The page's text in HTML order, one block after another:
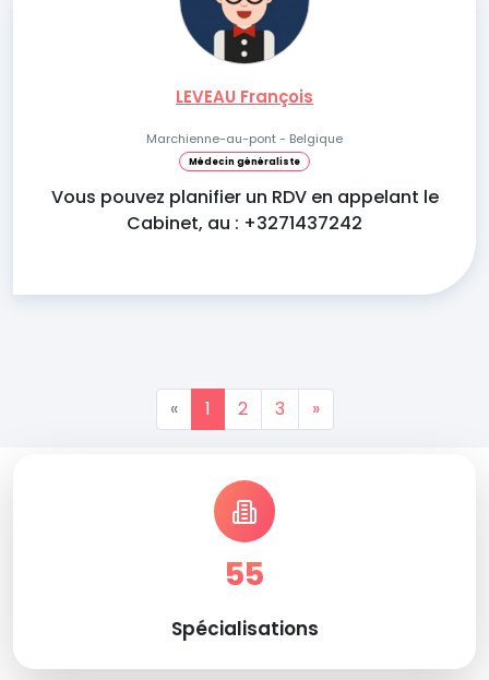
LEVEAU François
Marchienne-au-pont - Belgique
Médecin généraliste
Vous pouvez planifier un RDV en appelant le
Cabinet, au : +3271437242
« 1 2 3 »
55
Spécialisations